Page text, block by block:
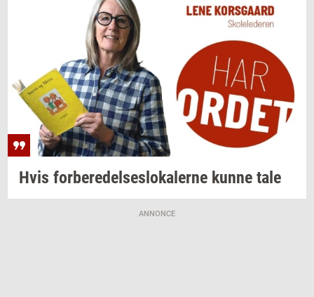
Hvis for­be­re­del­ses­lo­ka­ler­ne kunne tale
ANNONCE